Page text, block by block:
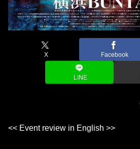
X Facebook
LINE
<< Event review in English >>